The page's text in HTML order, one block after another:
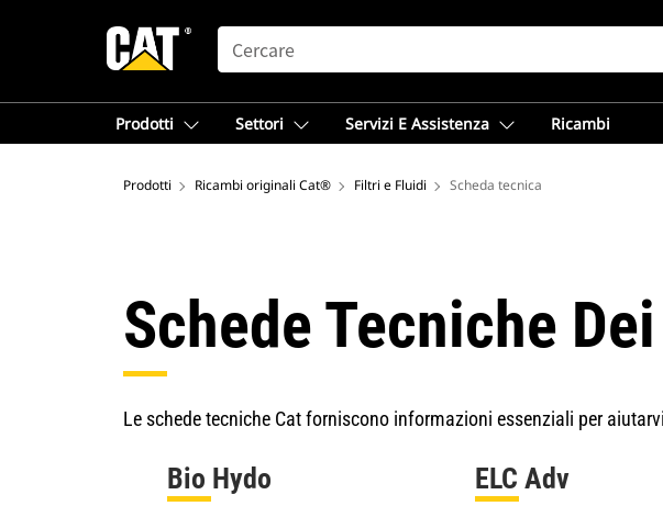
SEARCH
Prodotti Settori Servizi E Assistenza Ricambi
Prodotti Ricambi originali Cat® Filtri e Fluidi Scheda tecnica
Schede Tecniche
Le schede tecniche Cat forniscono informazioni essenziali per
Bio Hydo ELC Adv